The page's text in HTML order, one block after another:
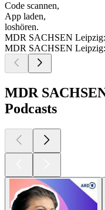
Code scannen,
App laden,
loshören.
MDR SACHSEN Leipzig:
MDR SACHSEN Leipzig:
MDR
Podcasts